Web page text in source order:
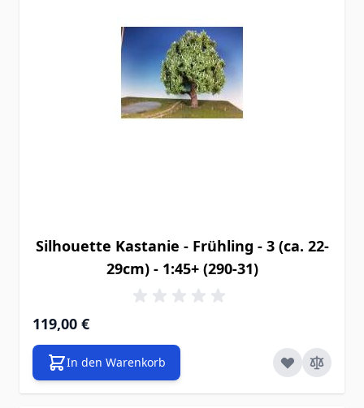
Silhouette Kastanie - Frühling - 3 (ca. 22-
29cm) - 1:45+ (290-31)
119,00 €
In den Warenkorb